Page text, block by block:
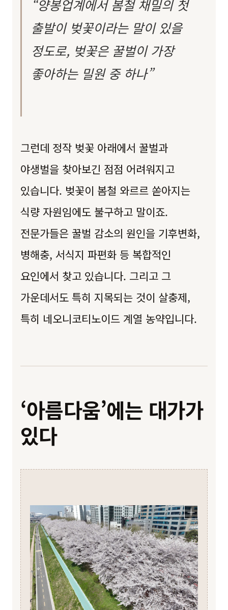
“양봉업계에서 봄철 채밀의 첫
출발이 벚꽃이라는 말이 있을
정도로, 벚꽃은 꿀벌이 가장
좋아하는 밀원 중 하나”
그런데 정작 벚꽃 아래에서 꿀벌과
야생벌을 찾아보긴 점점 어려워지고
있습니다. 벚꽃이 봄철 와르르 쏟아지는
식량 자원임에도 불구하고 말이죠.
전문가들은 꿀벌 감소의 원인을 기후변화,
병해충, 서식지 파편화 등 복합적인
요인에서 찾고 있습니다. 그리고 그
가운데서도 특히 지목되는 것이 살충제,
특히 네오니코티노이드 계열 농약입니다.
‘아름다움’에는 대가가
있다